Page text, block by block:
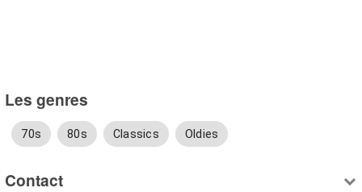
Les genres
70s 80s Classics Oldies
Contact